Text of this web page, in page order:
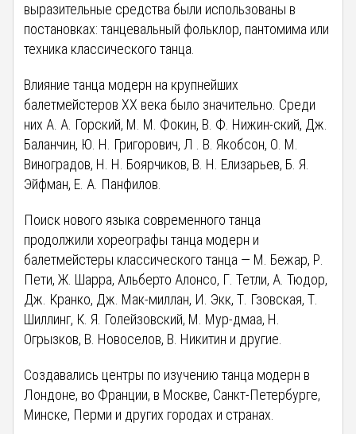
выразительные средства были использованы в
постановках: танцевальный фольклор, пантомима или
техника классического танца.
Влияние танца модерн на крупнейших
балетмейстеров XX века было значительно. Среди
них А. А. Горский, М. М. Фокин, В. Ф. Нижин-ский, Дж.
Баланчин, Ю. Н. Григорович, Л . В. Якобсон, О. М.
Виноградов, Н. Н. Боярчиков, В. Н. Елизарьев, Б. Я.
Эйфман, Е. А. Панфилов.
Поиск нового языка современного танца
продолжили хореографы танца модерн и
балетмейстеры классического танца — М. Бежар, Р.
Пети, Ж. Шарра, Альберто Алонсо, Г. Тетли, А. Тюдор,
Дж. Кранко, Дж. Мак-миллан, И. Экк, Т. Гзовская, Т.
Шиллинг, К. Я. Голейзовский, М. Мур-дмаа, Н.
Огрызков, В. Новоселов, В. Никитин и другие.
Создавались центры по изучению танца модерн в
Лондоне, во Франции, в Москве, Санкт-Петербурге,
Минске, Перми и других городах и странах.